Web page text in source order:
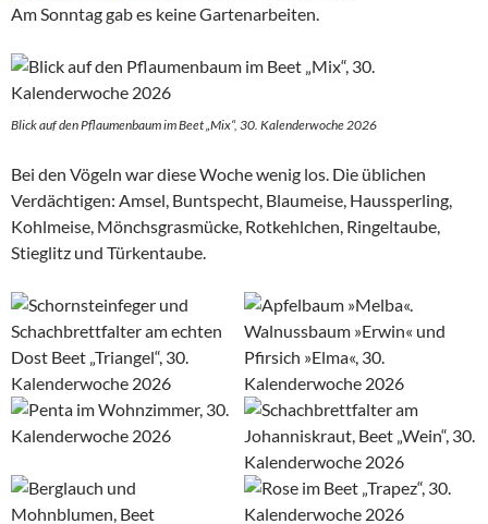
Am Sonntag gab es keine Gartenarbeiten.
Blick auf den Pflaumenbaum im Beet „Mix“, 30. Kalenderwoche 2026
Bei den Vögeln war diese Woche wenig los. Die üblichen
Verdächtigen: Amsel, Buntspecht, Blaumeise, Haussperling,
Kohlmeise, Mönchsgrasmücke, Rotkehlchen, Ringeltaube,
Stieglitz und Türkentaube.